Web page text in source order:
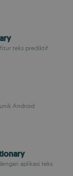
teks prediktif
Android
aplikasi teks